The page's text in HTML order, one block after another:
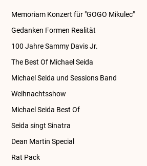
Memoriam Konzert für "GOGO Mikulec"
Gedanken Formen Realität
100 Jahre Sammy Davis Jr.
The Best Of Michael Seida
Michael Seida und Sessions Band
Weihnachtsshow
Michael Seida Best Of
Seida singt Sinatra
Dean Martin Special
Rat Pack